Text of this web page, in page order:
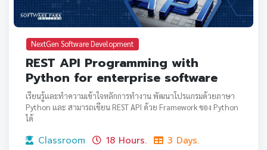
NextGen Software Development
REST API Programming with
Python for enterprise software
เรียนรู้และทำความเข้าใจหลักการทำงาน พัฒนาโปรแกรมด้วยภาษา
Python และ สามารถเขียน REST API ด้วย Framework ของ Python
ได้
Classroom 18 Hours.
3 Days.